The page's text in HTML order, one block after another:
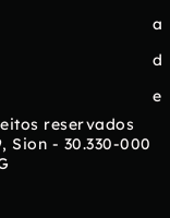
a
d
e
reservados
Sion - 30.330-000